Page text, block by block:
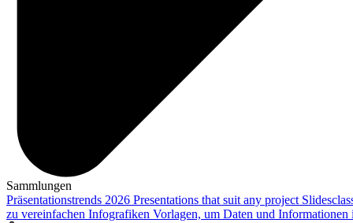
Sammlungen
Präsentationstrends 2026 Presentations that suit any project
zu vereinfachen Infografiken Vorlagen, um Daten und